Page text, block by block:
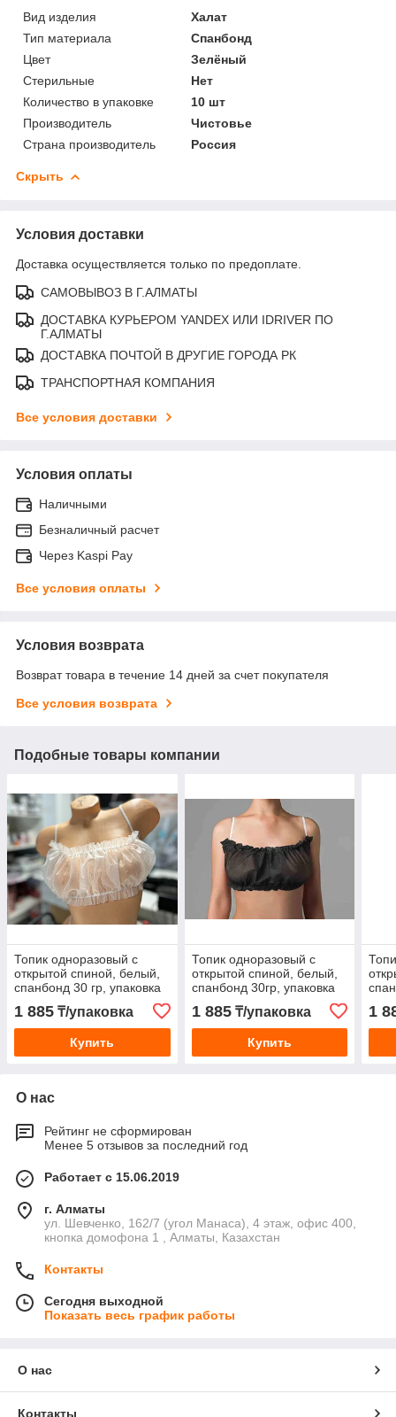
Вид изделия
Халат
Тип материала
Спанбонд
Цвет
Зелёный
Стерильные
Нет
Количество в упаковке
10 шт
Производитель
Чистовье
Страна производитель
Россия
Скрыть
Условия доставки
Доставка осуществляется только по предоплате.
САМОВЫВОЗ В Г.АЛМАТЫ
ДОСТАВКА КУРЬЕРОМ YANDEX ИЛИ IDRIVER ПО
Г.АЛМАТЫ
ДОСТАВКА ПОЧТОЙ В ДРУГИЕ ГОРОДА РК
ТРАНСПОРТНАЯ КОМПАНИЯ
Все условия доставки
Условия оплаты
Наличными
Безналичный расчет
Через Kaspi Pay
Все условия оплаты
Условия возврата
Возврат товара в течение 14 дней за счет покупателя
Все условия возврата
Подобные товары компании
Топик одноразовый с
открытой спиной, белый,
спанбонд 30 гр, упаковка
1 885 ₸/упаковка
Купить
Топик одноразовый с
открытой спиной, белый,
спанбонд 30гр, упаковка
1 885₸/упаковка
Купить
1
О нас
Рейтинг не сформирован
Менее 5 отзывов за последний год
Работает с 15.06.2019
г. Алматы
ул. Шевченко, 162/7 (угол Манаса), 4 этаж, офис 400,
кнопка домофона 1 , Алматы, Казахстан
Контакты
Сегодня выходной
Показать весь график работы
О нас
Контакты